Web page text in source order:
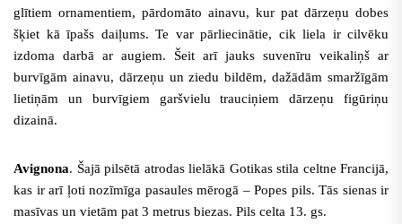
glītiem ornamentiem, pārdomāto ainavu, kur pat dārzeņu dobes
šķiet kā īpašs daiļums. Te var pārliecinātie, cik liela ir cilvēku
izdoma darbā ar augiem. Šeit arī jauks suvenīru veikaliņš ar
burvīgām ainavu, dārzeņu un ziedu bildēm, dažādām smaržīgām
lietiņām un burvīgiem garšvielu trauciņiem dārzeņu figūriņu
dizainā.
Avignona. Šajā pilsētā atrodas lielākā Gotikas stila celtne Francijā,
kas ir arī ļoti nozīmīga pasaules mērogā – Popes pils. Tās sienas ir
masīvas un vietām pat 3 metrus biezas. Pils celta 13. gs.